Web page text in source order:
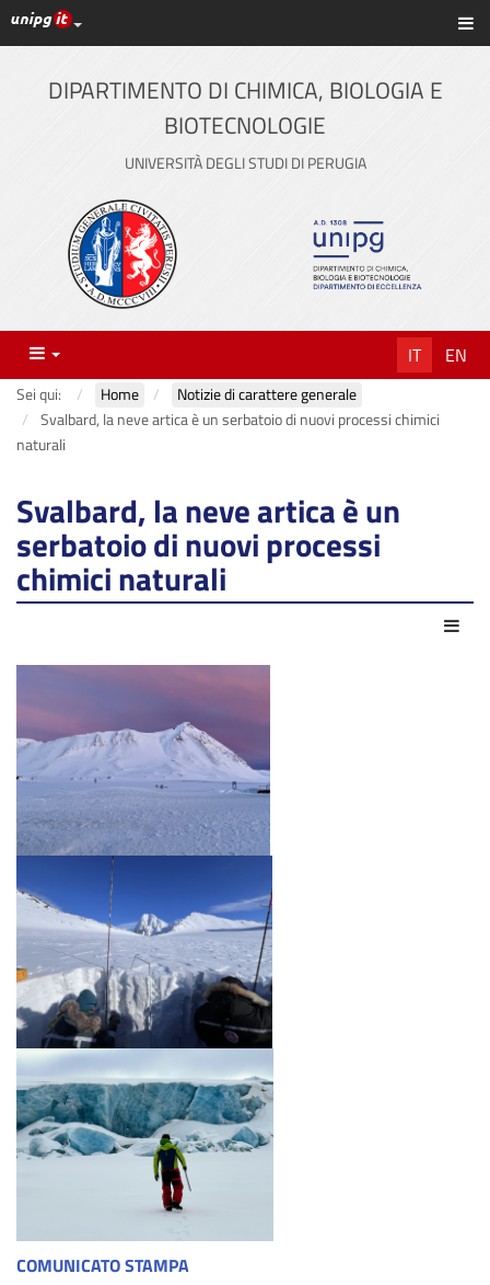
Vai
al
contenuto
principale
Link ai principali servizi web di Ateneo
DIPARTIMENTO DI CHIMICA, BIOLOGIA E
BIOTECNOLOGIE
UNIVERSITÀ DEGLI STUDI DI PERUGIA
Menu IT EN
Sei qui: Home
Notizie di carattere generale
Svalbard, la neve artica è un serbatoio di nuovi processi chimici
naturali
Svalbard, la neve artica è un
serbatoio di nuovi processi
chimici naturali
COMUNICATO STAMPA